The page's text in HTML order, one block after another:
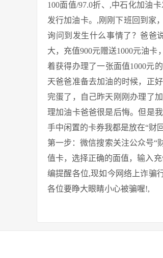
100面值/97.0折、,中石化加油
发行加油卡。,刚刚下班回到家
询问到发生什么事情了？爸爸
大，充值900元赠送1000元油
着获得办理了一张面值1000元
天爸爸准备去加油的时候，正
完蛋了，自己昨天刚刚办理了
理加油卡爸爸很是后悔。但是
手中闲置的卡券我都是放在“财
第一步：微信搜索关注公众号“
值卡，选择正确的面值，输入
编提醒各位,现如今网络上诈骗
各位要睁大眼睛小心被骗喔!,